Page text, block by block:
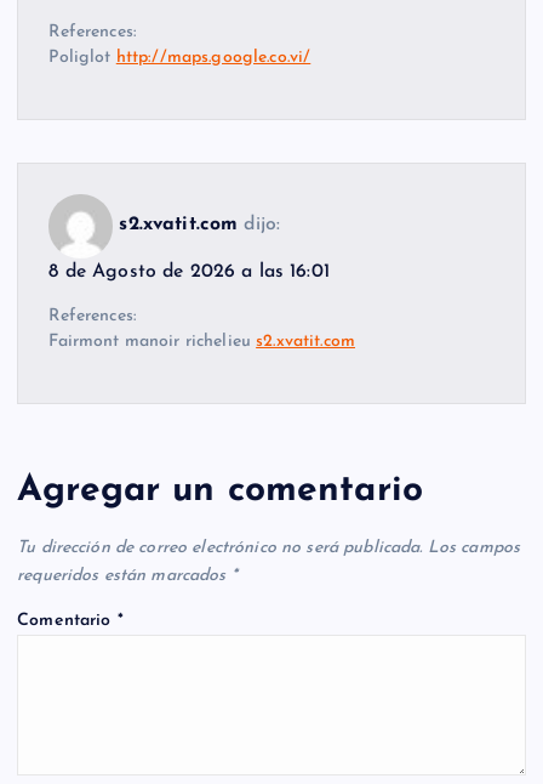
References:
Poliglot http://maps.google.co.vi/
s2.xvatit.com dijo:
8 de Agosto de 2026 a las 16:01
References:
Fairmont manoir richelieus2.xvatit.com
Agregar un comentario
Tu dirección de correo electrónico no será publicada. Los campos
requeridos están marcados *
Comentario *